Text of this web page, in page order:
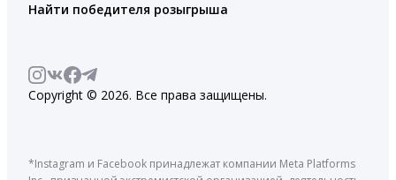
Найти победителя розыгрыша
Copyright © 2026. Все права защищены.
*Instagram и Facebook принадлежат компании Meta Platforms